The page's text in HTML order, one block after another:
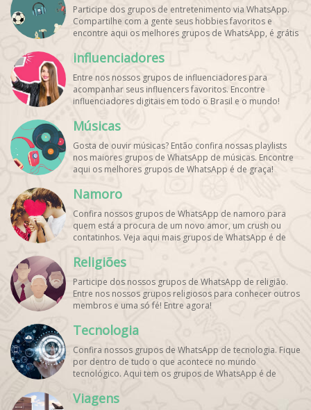
Participe dos grupos de entretenimento via WhatsApp.
Compartilhe com a gente seus hobbies favoritos e
encontre aqui os melhores grupos de WhatsApp, é grátis
influenciadores
Entre nos nossos grupos de influenciadores para
acompanhar seus influencers favoritos. Encontre
influenciadores digitais em todo o Brasil e o mundo!
Músicas
Gosta de ouvir músicas? Então confira nossas playlists
nos maiores grupos de WhatsApp de músicas. Encontre
aqui os melhores grupos de WhatsApp é de graça!
Namoro
Confira nossos grupos de WhatsApp de namoro para
quem está a procura de um novo amor, um crush ou
contatinhos. Veja aqui mais grupos de WhatsApp é de
Religiões
Participe dos nossos grupos de WhatsApp de religião.
Entre nos nossos grupos religiosos para conhecer outros
membros e uma só fé! Entre agora!
Tecnologia
Confira nossos grupos de WhatsApp de tecnologia. Fique
por dentro de tudo o que acontece no mundo
tecnológico. Aqui tem os grupos de WhatsApp é de
Viagens